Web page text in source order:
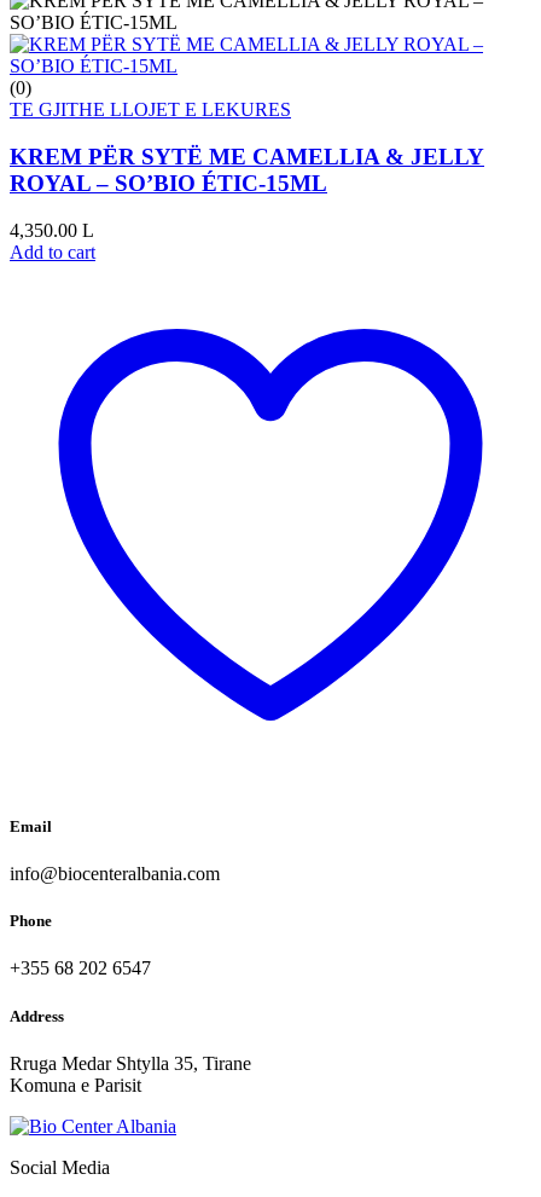
(0)
TE GJITHE LLOJET E LEKURES
KREM PËR SYTË ME CAMELLIA & JELLY
ROYAL – SO’BIO ÉTIC-15ML
4,350.00 L
Add to cart
Email
info@biocenteralbania.com
Phone
+355 68 202 6547
Address
Rruga Medar Shtylla 35, Tirane
Komuna e Parisit
Social Media